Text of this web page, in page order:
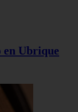
en Ubrique